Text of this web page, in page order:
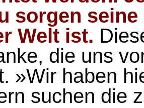
sorgen
Welt ist.
die uns
»Wir haben
suchen die